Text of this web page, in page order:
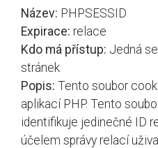
Název: PHPSESSID
Expirace: relace
Kdo má přístup: Jedná
stránek
Popis: Tento soubor
aplikací PHP. Tento
identifikuje jedinečné ID
účelem správy relací